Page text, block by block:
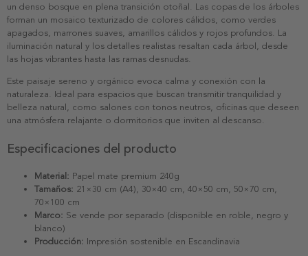
un denso bosque en plena transición otoñal. Las copas de los árboles
forman un mosaico texturizado de colores cálidos, como verdes
apagados, marrones suaves, amarillos cálidos y rojos profundos. La
iluminación natural y los detalles realistas resaltan cada árbol, desde
las hojas vibrantes hasta las ramas desnudas.
Este paisaje sereno y orgánico evoca calma y conexión con la
naturaleza. Ideal para espacios que buscan transmitir tranquilidad y
belleza natural, como salones con tonos neutros, oficinas que deseen
una atmósfera relajante o dormitorios que inviten al descanso.
Especificaciones del producto
Material: Papel mate premium 240g
Tamaños: 21×30 cm (A4), 30×40 cm, 40×50 cm, 50×70 cm,
70×100 cm
Marco: Se vende por separado (disponible en roble, negro y
blanco)
Producción: Impresión sostenible en Escandinavia